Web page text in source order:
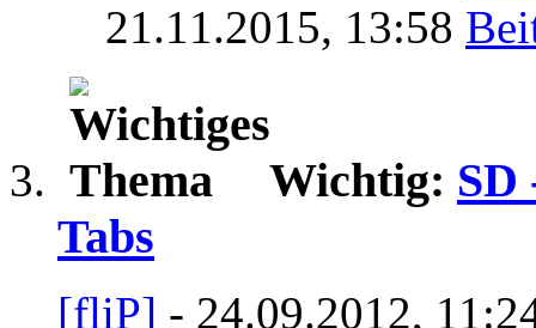
21.11.2015, 13:58
Wichtig: SD
Tabs
[fliP] - 24.09.2012,